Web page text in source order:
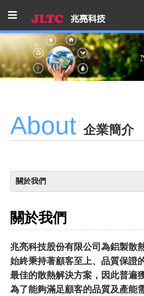
About 企業簡介
關於我們
關於我們
兆亮科技股份有限公司為鋁製散
始終秉持著顧客至上、品質保證
最佳的散熱解決方案，因此普遍
為了能夠滿足顧客的品質及產能